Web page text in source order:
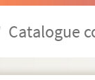
Catalogue